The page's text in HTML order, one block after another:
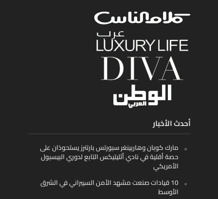
أحدث الأخبار
مارك كوبان وهاربينغر سبورتس بارتنرز يستحوذان على
حصة أقلية في نادي أثليتيكس التابع لدوري البيسبول
الأمريكي
10 قيادات صنعت مشهد الأمن السيبراني في الشرق
الأوسط